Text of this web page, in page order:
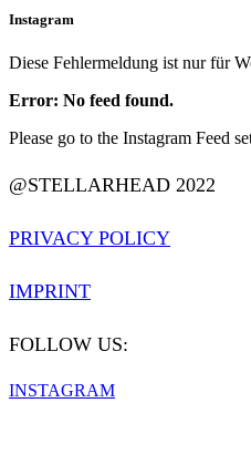
Instagram
Diese Fehlermeldung ist nur für
Error: No feed found.
Please go to the Instagram Feed
@STELLARHEAD 2022
PRIVACY POLICY
IMPRINT
FOLLOW US:
INSTAGRAM